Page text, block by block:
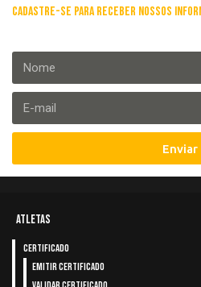
Cadastre-se para receber nossos
Enviar
ATLETAS
Certificado
Emitir Certificado